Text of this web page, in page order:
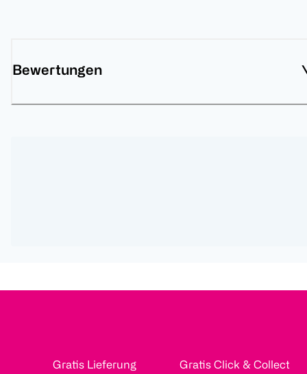
Bewertungen
Gratis Lieferung
Gratis Click & Collect